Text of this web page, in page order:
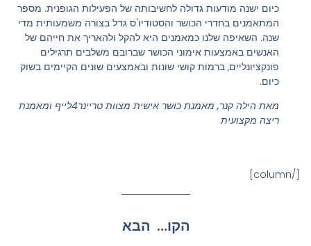
כיום ישנה מודעות גדולה לחשיבותה של הפעילות הגופנית. מספר
המתאמנים בחדרי הכושר והסטודיו'ס גדל בצורה משמעותית מדי
שנה. השאיפה שלנו כמאמנים היא להקל ולהאריך את חייהם של
האנשים באמצעות אימוני הכושר שברובם משלבים תרגילים
פונקציונליים, ברמות קושי שונות ובאמצעים שונים הקיימים בשוק
כיום.
מאת הילה קנר, מאמנת כושר אישית מצוות טריינר4לייף ומאמנת
ריצה מקצועית
[/column]
הקודם הבא